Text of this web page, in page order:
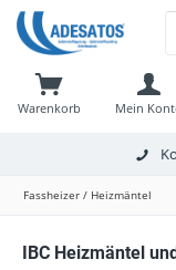
Warenkorb Mein
Fassheizer / Heizmäntel
IBC Heizmäntel